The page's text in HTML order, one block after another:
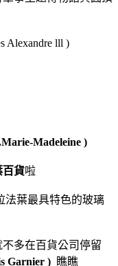
Alexandre lll )
Madeleine )
百貨啦
法葉最具特色的玻璃
多在百貨公司停留
Garnier ) 瞧瞧